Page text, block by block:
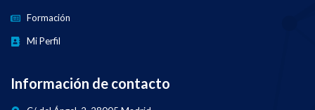
Formación
Mi Perfil
Información de contacto